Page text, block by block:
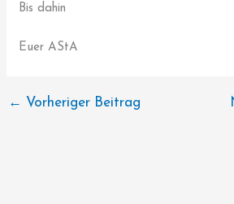
Bis dahin
Euer AStA
← Vorheriger Beitrag